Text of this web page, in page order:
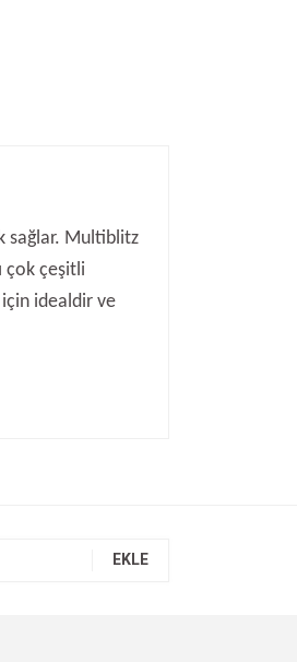
sağlar. Multiblitz
çok çeşitli
idealdir ve
EKLE